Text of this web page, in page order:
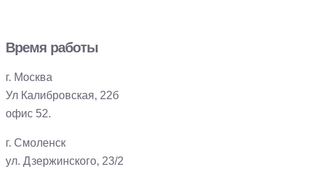
Время работы
г. Москва
Ул Калибровская, 22б
офис 52.
г. Смоленск
ул. Дзержинского, 23/2